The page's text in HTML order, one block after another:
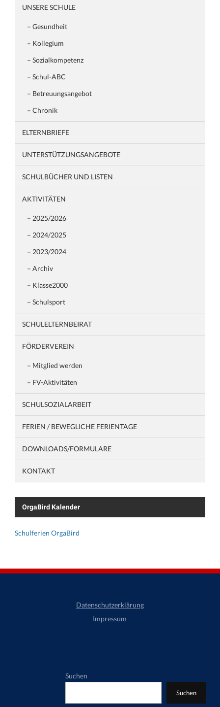
UNSERE SCHULE
– Gesundheit
– Kollegium
– Sozialkompetenz
– Schul-ABC
– Betreuungsangebot
– Chronik
ELTERNBRIEFE
UNTERSTÜTZUNGSANGEBOTE
SCHULBÜCHER UND LISTEN
AKTIVITÄTEN
– 2025/2026
– 2024/2025
– 2023/2024
– Archiv
– Klasse2000
– Schulsport
SCHULELTERNBEIRAT
FÖRDERVEREIN
– Mitglied werden
– FV-Aktivitäten
SCHULSOZIALARBEIT
FERIEN / BEWEGLICHE FERIENTAGE
DOWNLOADS/FORMULARE
KONTAKT
OrgaBird Kalender
Schulferien OrgaBird
Datenschutzerklärung
Impressum
Suchen
Suchen